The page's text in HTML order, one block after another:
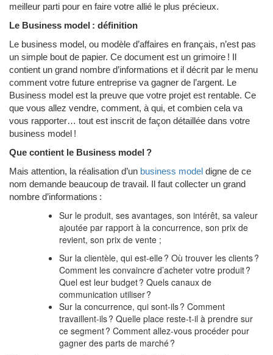
meilleur parti pour en faire votre allié le plus précieux.
Le Business model : définition
Le business model, ou modèle d’affaires en français, n’est pas
un simple bout de papier. Ce document est un grimoire ! Il
contient un grand nombre d’informations et il décrit par le menu
comment votre future entreprise va gagner de l’argent. Le
Business model est la preuve que votre projet est rentable. Ce
que vous allez vendre, comment, à qui, et combien cela va
vous rapporter… tout est inscrit de façon détaillée dans votre
business model !
Que contient le Business model ?
Mais attention, la réalisation d’un business model digne de ce
nom demande beaucoup de travail. Il faut collecter un grand
nombre d’informations :
Sur le produit, ses avantages, son intérêt, sa valeur
ajoutée par rapport à la concurrence, son prix de
revient, son prix de vente ;
Sur la clientèle, qui est-elle ? Où trouver les clients ?
Comment les convaincre d’acheter votre produit ?
Quel est leur budget ? Quels canaux de
communication utiliser ?
Sur la concurrence, qui sont-ils ? Comment
travaillent-ils ? Quelle place reste-t-il à prendre sur
ce segment ? Comment allez-vous procéder pour
gagner des parts de marché ?